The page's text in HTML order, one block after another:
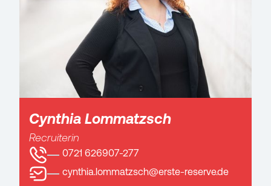
Cynthia Lommatzsch
Recruiterin
0721 626907-277
cynthia.lommatzsch@erste-reserve.de